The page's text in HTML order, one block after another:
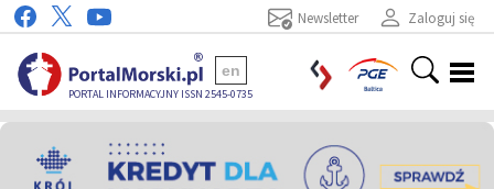
Zaloguj się
Newsletter
PORTAL INFORMACYJNY ISSN 2545-0735
en